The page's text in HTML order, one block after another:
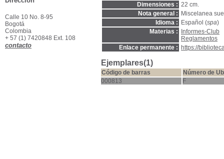
Dimensiones : 22 cm.
Nota general :
Miscelanea
Idioma :
Español (spa)
Materias :
Informes-Club
Reglamentos
Enlace permanente :
https://
Ejemplares(1)
Código de barras
Número de
000813
F
Calle 10 No. 8-95
Bogotá
Colombia
+ 57 (1) 7420848 Ext. 108
contacto